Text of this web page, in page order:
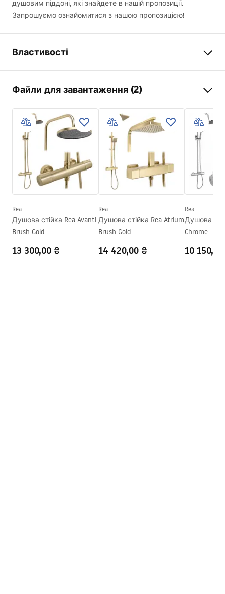
душовим піддоні, які знайдете в нашій пропозиції.
Запрошуємо ознайомитися з нашою пропозицією!
Властивості
Колір
хром
Тип кабіни
Кутовий
Колір скла
Прозорий 6mm
Спосіб відкриття
похилий
Серія
Монтаж
На піддоні або підлозі
Висота
2000
Напрямок кабіни
Гарантія
24 місяці
Файли для завантаження (2)
Warunki bezpieczeństwa
WARUNKI BEZPIECZENSTWA KABINY DRZWI
Instrukcja montażu
Instrukcja montażu kabiny Atlas.pdf
Rea
Душова стійка Rea Avanti
Brush Gold
13 300,00 ₴
Rea
Душова стійка Rea Atrium
Brush Gold
14 420,00 ₴
Rea
Душова
Chrome
10